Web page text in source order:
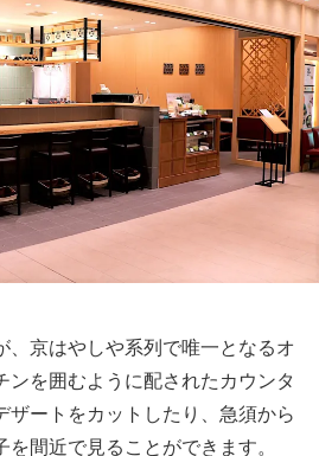
、京はやしや系列で唯一となるオ
ンを囲むように配されたカウンタ
ザートをカットしたり、急須から
間近で見ることができます。